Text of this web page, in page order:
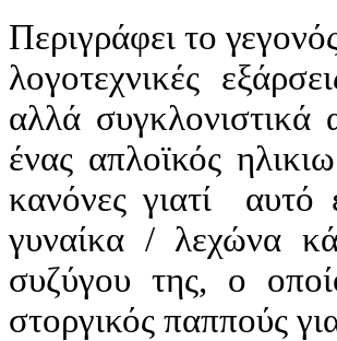
Περιγράφει το
λογοτεχνικές
αλλά
ένας απλοϊκός
κανόνες γιατί αυτό
γυναίκα / λεχώνα
συζύγου της, ο
στοργικός παππούς